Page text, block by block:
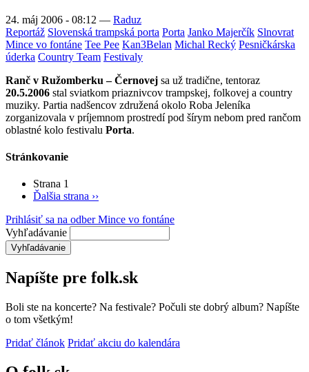
24. máj 2006 - 08:12 — Raduz
Reportáž Slovenská trampská porta Porta Janko Majerčík Slnovrat
Mince vo fontáne Tee Pee Kan3Belan Michal Recký Pesničkárska
úderka Country Team Festivaly
Ranč v Ružomberku – Černovej sa už tradične, tentoraz
20.5.2006 stal sviatkom priaznivcov trampskej, folkovej a country
muziky. Partia nadšencov združená okolo Roba Jeleníka
zorganizovala v príjemnom prostredí pod šírym nebom pred rančom
oblastné kolo festivalu Porta.
Stránkovanie
Strana 1
Ďalšia strana ››
Prihlásiť sa na odber Mince vo fontáne
Vyhľadávanie
Napíšte pre folk.sk
Boli ste na koncerte? Na festivale? Počuli ste dobrý album? Napíšte
o tom všetkým!
Pridať článok Pridať akciu do kalendára